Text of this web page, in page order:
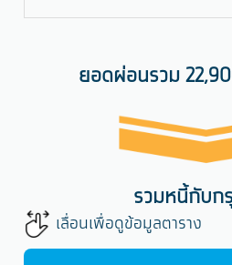
ยอดผ่อนรวม
รวมหนี้กับก
เลื่อนเพื่อดูข้อมูลตาราง